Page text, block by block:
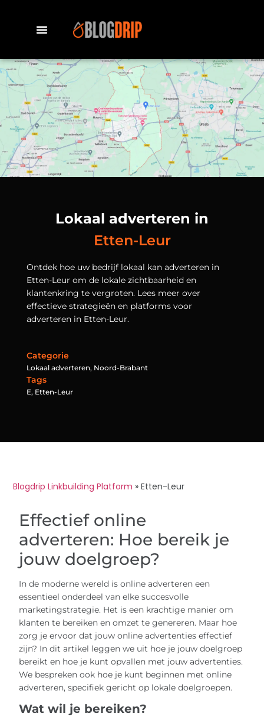
Lokaal adverteren in
Etten-Leur
Ontdek hoe uw bedrijf lokaal kan adverteren in
Etten-Leur om de lokale zichtbaarheid en
klantenkring te vergroten. Lees meer over
effectieve strategieën en platforms voor
adverteren in Etten-Leur.
Categorie
Lokaal adverteren, Noord-Brabant
Tags
E, Etten-Leur
Blogdrip Linkbuilding Platform »Etten-Leur
Effectief online
adverteren: Hoe bereik je
jouw doelgroep?
In de moderne wereld is online adverteren een
essentieel onderdeel van elke succesvolle
marketingstrategie. Het is een krachtige manier om
klanten te bereiken en omzet te genereren. Maar hoe
zorg je ervoor dat jouw online advertenties effectief
zijn? In dit artikel leggen we uit hoe je jouw doelgroep
bereikt en hoe je kunt opvallen met jouw advertenties.
We bespreken ook hoe je kunt beginnen met online
adverteren, specifiek gericht op lokale doelgroepen.
Wat wil je bereiken?